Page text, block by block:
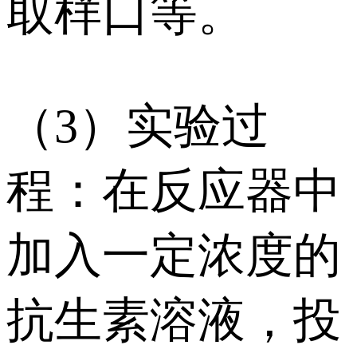
取样口等。
（3）实验过
程：在反应器中
加入一定浓度的
抗生素溶液，投